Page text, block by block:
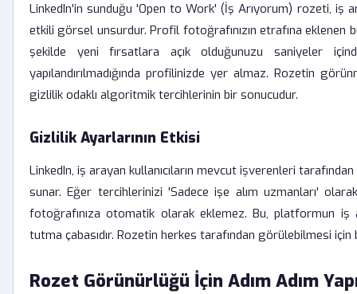
LinkedIn'in sunduğu 'Open to Work' (İş Arıyorum) rozeti, iş
etkili görsel unsurdur. Profil fotoğrafınızın etrafına
şekilde yeni fırsatlara açık olduğunuzu saniyeler
yapılandırılmadığında profilinizde yer almaz. Rozetin
gizlilik odaklı algoritmik tercihlerinin bir sonucudur.
Gizlilik Ayarlarının Etkisi
LinkedIn, iş arayan kullanıcıların mevcut işverenleri
sunar. Eğer tercihlerinizi 'Sadece işe alım uzmanları'
fotoğrafınıza otomatik olarak eklemez. Bu, platformun
tutma çabasıdır. Rozetin herkes tarafından görülebilmesi için
Rozet Görünürlüğü İçin Adım Adım